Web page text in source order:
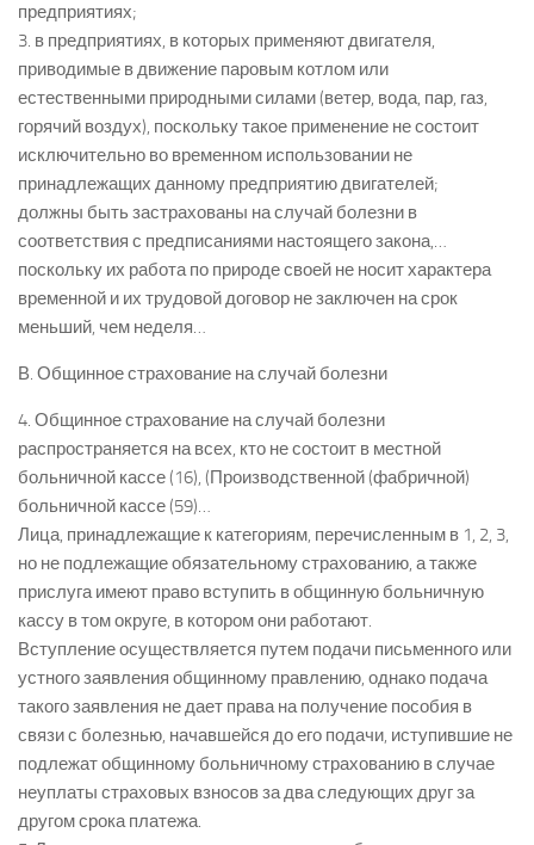
предприятиях;
3. в предприятиях, в которых применяют двигателя,
приводимые в движение паровым котлом или
естественными природными силами (ветер, вода, пар, газ,
горячий воздух), поскольку такое применение не состоит
исключительно во временном использовании не
принадлежащих данному предприятию двигателей;
должны быть застрахованы на случай болезни в
соответствия с предписаниями настоящего закона,…
поскольку их работа по природе своей не носит характера
временной и их трудовой договор не заключен на срок
меньший, чем неделя…
В. Общинное страхование на случай болезни
4. Общинное страхование на случай болезни
распространяется на всех, кто не состоит в местной
больничной кассе (16), (Производственной (фабричной)
больничной кассе (59)…
Лица, принадлежащие к категориям, перечисленным в 1, 2, 3,
но не подлежащие обязательному страхованию, а также
прислуга имеют право вступить в общинную больничную
кассу в том округе, в котором они работают.
Вступление осуществляется путем подачи письменного или
устного заявления общинному правлению, однако подача
такого заявления не дает права на получение пособия в
связи с болезнью, начавшейся до его подачи, иступившие не
подлежат общинному больничному страхованию в случае
неуплаты страховых взносов за два следующих друг за
другом срока платежа.